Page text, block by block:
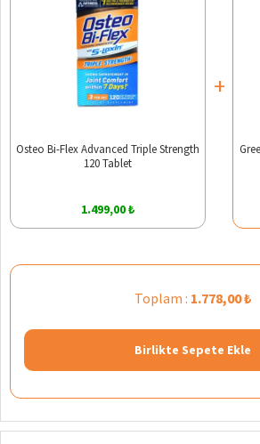
Osteo Bi-Flex Advanced Triple Strength
120 Tablet
1.499,00 ₺
+
Toplam : 1.778,00 ₺
Birlikte Sepete Ekle